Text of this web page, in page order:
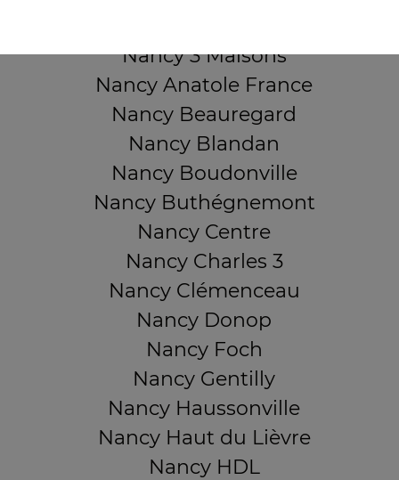
Nancy 3 Maisons
Nancy Anatole France
Nancy Beauregard
Nancy Blandan
Nancy Boudonville
Nancy Buthégnemont
Nancy Centre
Nancy Charles 3
Nancy Clémenceau
Nancy Donop
Nancy Foch
Nancy Gentilly
Nancy Haussonville
Nancy Haut du Lièvre
Nancy HDL